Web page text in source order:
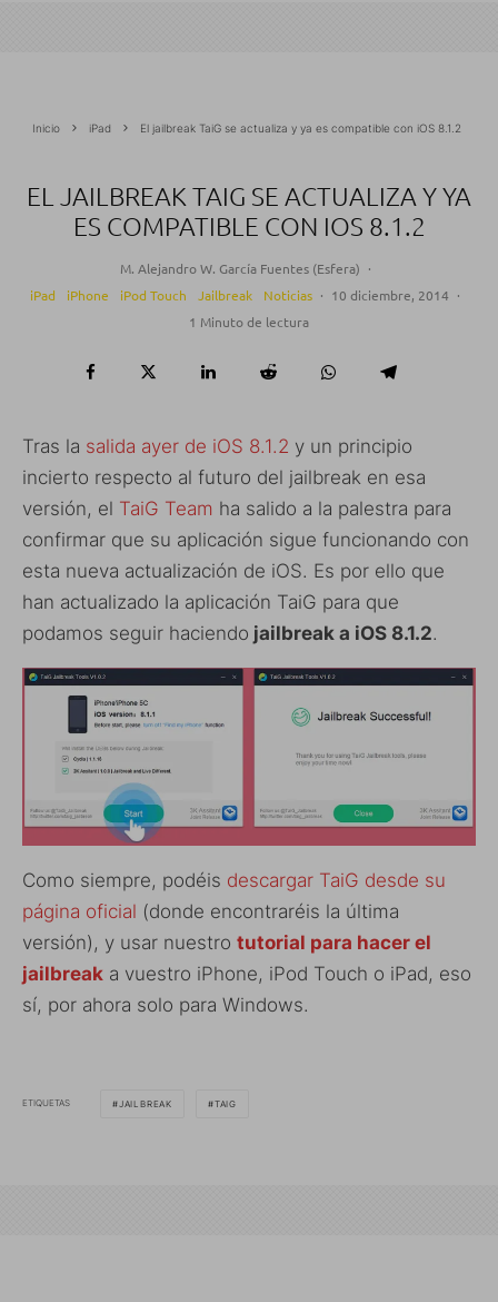
Inicio iPad El jailbreak TaiG se actualiza y ya es compatible con iOS 8.1.2
EL JAILBREAK TAIG SE ACTUALIZA Y YA
ES COMPATIBLE CON IOS 8.1.2
M. Alejandro W. García Fuentes (Esfera) ·
iPad
iPhone iPod Touch Jailbreak Noticias · 10 diciembre, 2014 ·
1 Minuto de lectura
Tras la salida ayer de iOS 8.1.2 y un principio
incierto respecto al futuro del jailbreak en esa
versión, el TaiG Team ha salido a la palestra para
confirmar que su aplicación sigue funcionando con
esta nueva actualización de iOS. Es por ello que
han actualizado la aplicación TaiG para que
podamos seguir haciendo jailbreak a iOS 8.1.2.
Como siempre, podéis descargar TaiG desde su
página oficial (donde encontraréis la última
versión), y usar nuestro tutorial para hacer el
jailbreak a vuestro iPhone, iPod Touch o iPad, eso
sí, por ahora solo para Windows.
ETIQUETAS JAILBREAK TAIG